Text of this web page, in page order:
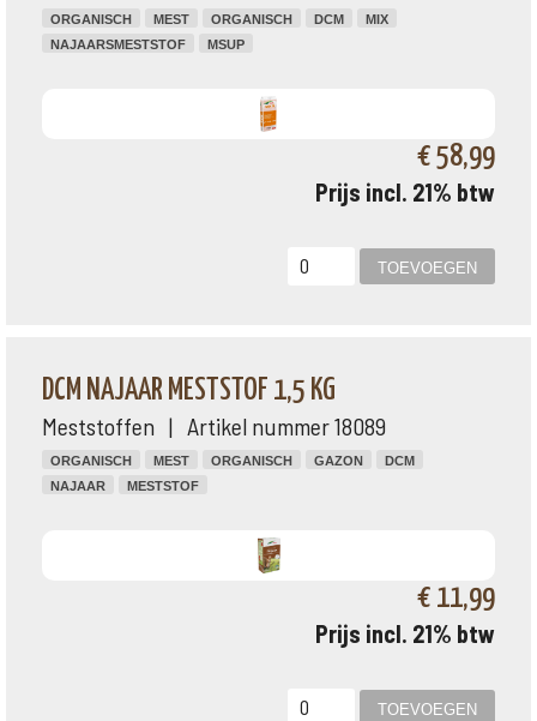
ORGANISCH MEST ORGANISCH DCM
MIX
NAJAARSMESTSTOF
MSUP
€ 58,99
Prijs incl. 21% btw
DCM NAJAAR MESTSTOF 1,5 KG
Meststoffen | Artikel nummer 18089
ORGANISCH MEST ORGANISCH GAZON
DCM
NAJAAR
MESTSTOF
€ 11,99
Prijs incl. 21% btw